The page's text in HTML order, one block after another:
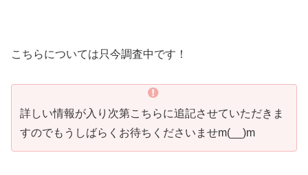
こちらについては只今調査中です！
詳しい情報が入り次第こちらに追記させていただきま
すのでもうしばらくお待ちくださいませm(__)m